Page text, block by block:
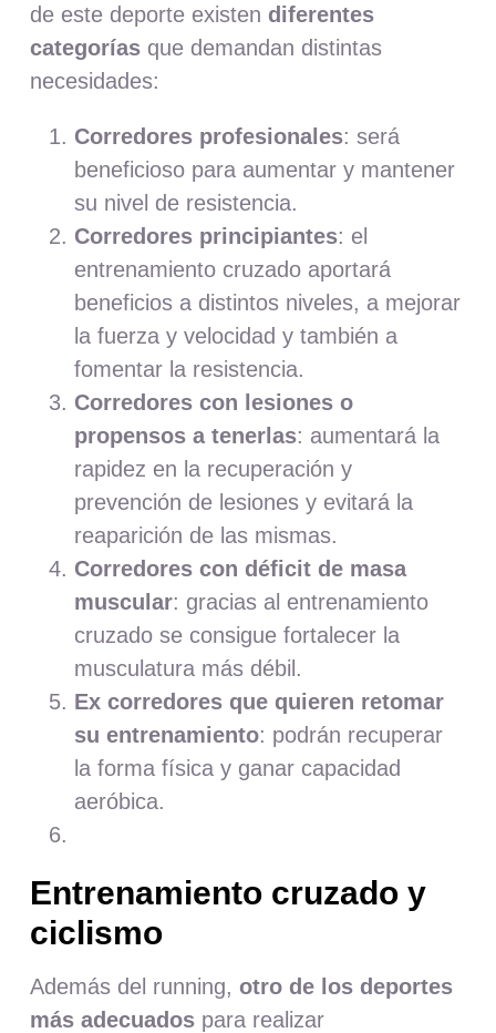
de este deporte existen diferentes
categorías que demandan distintas
necesidades:
Corredores profesionales: será
beneficioso para aumentar y mantener
su nivel de resistencia.
Corredores principiantes: el
entrenamiento cruzado aportará
beneficios a distintos niveles, a mejorar
la fuerza y velocidad y también a
fomentar la resistencia.
Corredores con lesiones o
propensos a tenerlas: aumentará la
rapidez en la recuperación y
prevención de lesiones y evitará la
reaparición de las mismas.
Corredores con déficit de masa
muscular: gracias al entrenamiento
cruzado se consigue fortalecer la
musculatura más débil.
Ex corredores que quieren retomar
su entrenamiento: podrán recuperar
la forma física y ganar capacidad
aeróbica.
Entrenamiento cruzado y
ciclismo
Además del running,otro de los deportes
más adecuados para realizar